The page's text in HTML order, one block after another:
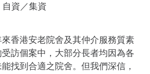
自資／集資
香港安老院舍及其仲介服務質素
訪個案中，大部分長者均因為各
找到合適之院舍。但我們深信，